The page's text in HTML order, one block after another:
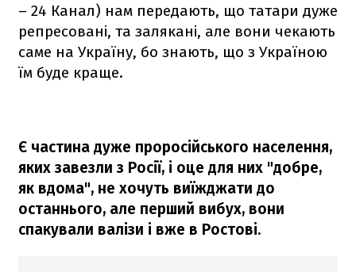
– 24 Канал) нам передають, що татари дуже
репресовані, та залякані, але вони чекають
саме на Україну, бо знають, що з Україною
їм буде краще.
Є частина дуже проросійського населення,
яких завезли з Росії, і оце для них "добре,
як вдома", не хочуть виїжджати до
останнього, але перший вибух, вони
спакували валізи і вже в Ростові.